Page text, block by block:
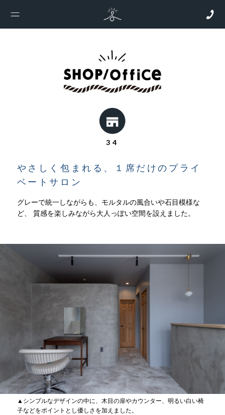
34
やさしく包まれる、１席だけのプライ
ベートサロン
グレーで統一しながらも、モルタルの風合いや石目模様な
ど、
質感を楽しみながら大人っぽい空間を設えました。
▲シンプルなデザインの中に、木目の扉やカウンター、明るい白い椅
子などをポイントとし優しさを加えました。